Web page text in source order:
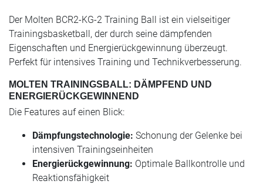
Der Molten BCR2-KG-2 Training Ball ist ein vielseitiger
Trainingsbasketball, der durch seine dämpfenden
Eigenschaften und Energierückgewinnung überzeugt.
Perfekt für intensives Training und Technikverbesserung.
MOLTEN TRAININGSBALL: DÄMPFEND UND
ENERGIERÜCKGEWINNEND
Die Features auf einen Blick:
Dämpfungstechnologie: Schonung der Gelenke bei
intensiven Trainingseinheiten
Energierückgewinnung: Optimale Ballkontrolle und
Reaktionsfähigkeit